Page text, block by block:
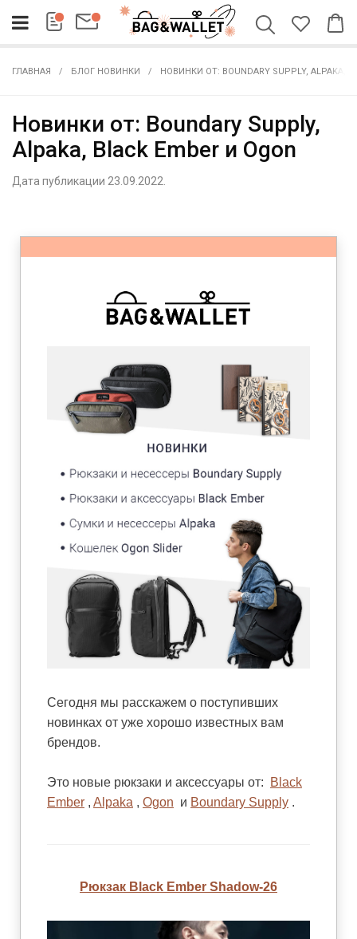
ГЛАВНАЯ БЛОГ НОВИНКИ НОВИНКИ ОТ: BOUNDARY SUPPLY, ALPAKA,
Новинки от: Boundary Supply,
Alpaka, Black Ember и Ogon
Дата публикации 23.09.2022.
Сегодня мы расскажем о поступивших
новинках от уже хорошо известных вам
брендов.
Это новые рюкзаки и аксессуары от:
Black
Ember , Alpaka , Ogon и Boundary Supply .
Рюкзак Black Ember Shadow-26